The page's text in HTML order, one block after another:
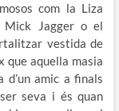
com la Liza
Mick Jagger o el
vestida de
que aquella masia
d’un amic a finals
seva i és quan